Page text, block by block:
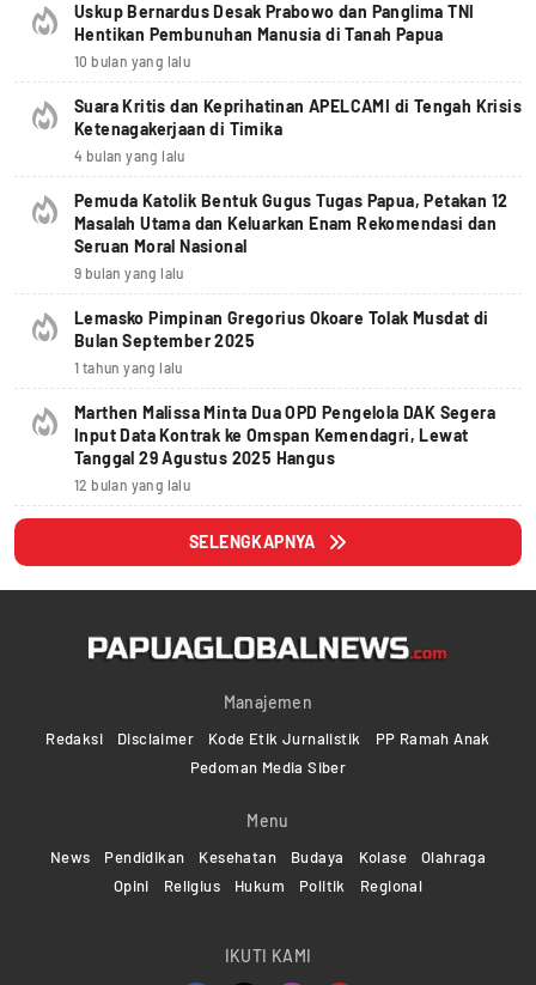
Uskup Bernardus Desak Prabowo dan Panglima TNI
Hentikan Pembunuhan Manusia di Tanah Papua
10 bulan yang lalu
Suara Kritis dan Keprihatinan APELCAMI di Tengah Krisis
Ketenagakerjaan di Timika
4 bulan yang lalu
Pemuda Katolik Bentuk Gugus Tugas Papua, Petakan 12
Masalah Utama dan Keluarkan Enam Rekomendasi dan
Seruan Moral Nasional
9 bulan yang lalu
Lemasko Pimpinan Gregorius Okoare Tolak Musdat di
Bulan September 2025
1 tahun yang lalu
Marthen Malissa Minta Dua OPD Pengelola DAK Segera
Input Data Kontrak ke Omspan Kemendagri, Lewat
Tanggal 29 Agustus 2025 Hangus
12 bulan yang lalu
SELENGKAPNYA
Manajemen
Redaksi Disclaimer Kode Etik Jurnalistik
PP Ramah Anak
Pedoman Media Siber
Menu
News Pendidikan Kesehatan Budaya Kolase
Olahraga
Opini
Religius Hukum Politik Regional
IKUTI KAMI